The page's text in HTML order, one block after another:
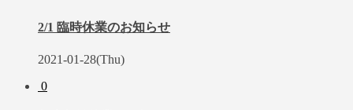
2/1 臨時休業のお知らせ
2021-01-28(Thu)
0